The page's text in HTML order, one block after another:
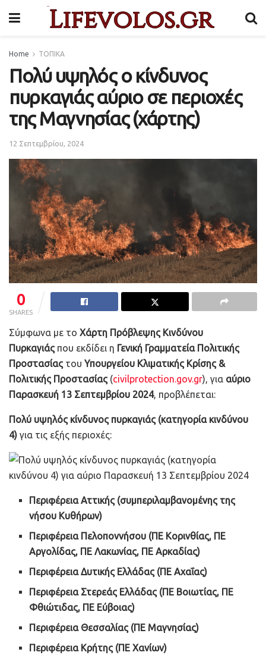
Home ΤΟΠΙΚΑ
Πολύ υψηλός ο κίνδυνος
πυρκαγιάς αύριο σε περιοχές
της Μαγνησίας (χάρτης)
12 Σεπτεμβρίου, 2024
0
SHARES
Σύμφωνα με το Χάρτη Πρόβλεψης Κινδύνου
Πυρκαγιάς που εκδίδει η Γενική Γραμματεία Πολιτικής
Προστασίας του Υπουργείου Κλιματικής Κρίσης &
Πολιτικής Προστασίας (civilprotection.gov.gr), για αύριο
Παρασκευή 13 Σεπτεμβρίου 2024, προβλέπεται:
Πολύ υψηλός κίνδυνος πυρκαγιάς (κατηγορία κινδύνου
4) για τις εξής περιοχές:
Περιφέρεια Αττικής (συμπεριλαμβανομένης της
νήσου Κυθήρων)
Περιφέρεια Πελοποννήσου (ΠΕ Κορινθίας, ΠΕ
Αργολίδας, ΠΕ Λακωνίας, ΠΕ Αρκαδίας)
Περιφέρεια Δυτικής Ελλάδας (ΠΕ Αχαΐας)
Περιφέρεια Στερεάς Ελλάδας (ΠΕ Βοιωτίας, ΠΕ
Φθιώτιδας, ΠΕ Εύβοιας)
Περιφέρεια Θεσσαλίας (ΠΕ Μαγνησίας)
Περιφέρεια Κρήτης (ΠΕ Χανίων)